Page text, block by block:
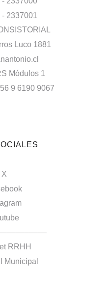
- 2337001
Luco 1881
Módulos 1
9 6190 9067
X
RRHH
Municipal